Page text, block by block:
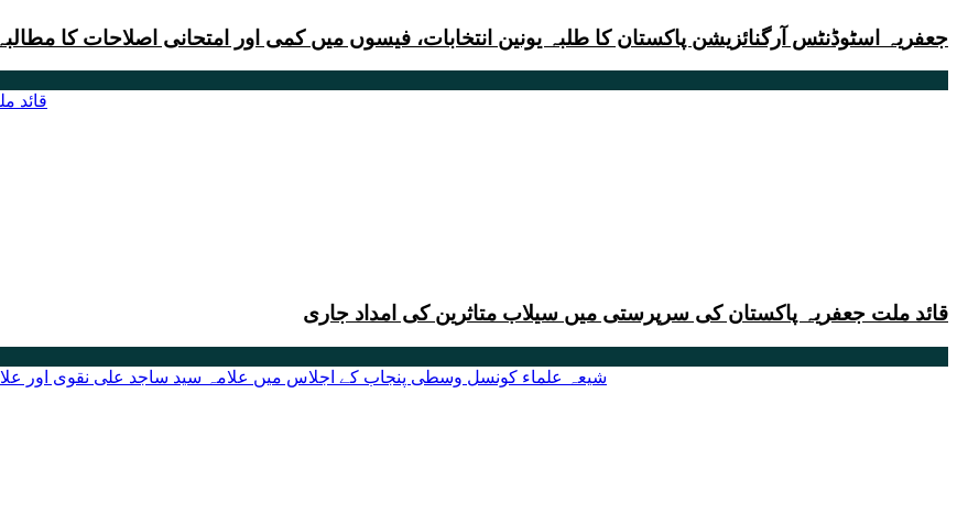
جعفریہ اسٹوڈنٹس آرگنائزیشن پاکستان کا طلبہ یونین انتخابات، فیسوں میں کمی اور امتحانی اصلاحات کا مطالبہ
قائد ملت جعفریہ پاکستان کی سرپرستی میں سیلاب متاثرین کی امداد جاری